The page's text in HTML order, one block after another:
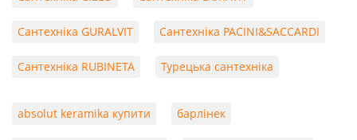
Сантехніка GURALVIT Сантехніка PACINI&SACCARDI
Сантехніка RUBINETA Турецька сантехніка
absolut keramika купити барлінек